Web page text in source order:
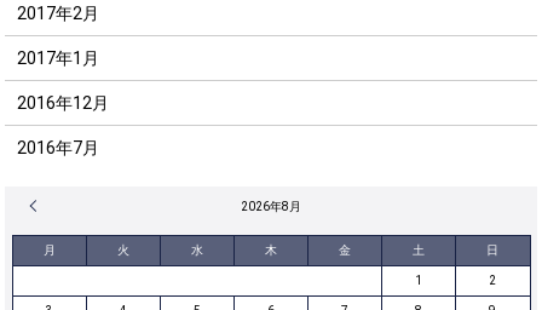
2017年2月
2017年1月
2016年12月
2016年7月
2026年8月
月 火 水 木 金 土 日
1 2